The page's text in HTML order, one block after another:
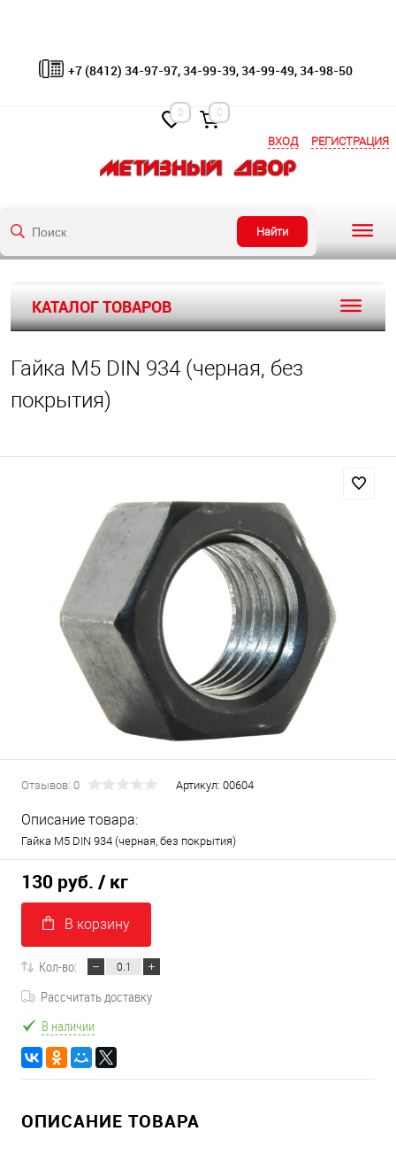
ВХОД РЕГИСТРАЦИЯ
Найти
+7 (8412) 34-97-97, 34-99-39, 34-99-49, 34-98-50
0 0
КАТАЛОГ ТОВАРОВ
Гайка М5 DIN 934 (черная, без
покрытия)
Отзывов: 0 Артикул: 00604
Описание товара:
Гайка М5 DIN 934 (черная, без покрытия)
130 руб. / кг
В корзину
Кол-во:
Рассчитать доставку
В наличии
ОПИСАНИЕ ТОВАРА